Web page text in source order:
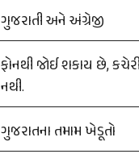
ગુજરાતી અને અંગ્રેજી
ફોનથી જોઈ શકાય છે,
નથી.
ગુજરાતના તમામ ખેડૂતો